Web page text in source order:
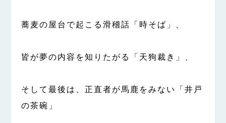
蕎麦の屋台で起こる滑稽話「時そば」、
皆が夢の内容を知りたがる「天狗裁き」、
そして最後は、正直者が馬鹿をみない「井戸
の茶碗」